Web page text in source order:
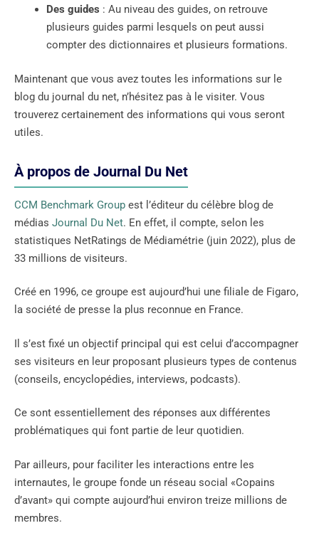
Des guides : Au niveau des guides, on retrouve
plusieurs guides parmi lesquels on peut aussi
compter des dictionnaires et plusieurs formations.
Maintenant que vous avez toutes les informations sur le
blog du journal du net, n’hésitez pas à le visiter. Vous
trouverez certainement des informations qui vous seront
utiles.
À propos de Journal Du Net
CCM Benchmark Group est l’éditeur du célèbre blog de
médias Journal Du Net. En effet, il compte, selon les
statistiques NetRatings de Médiamétrie (juin 2022), plus de
33 millions de visiteurs.
Créé en 1996, ce groupe est aujourd’hui une filiale de Figaro,
la société de presse la plus reconnue en France.
Il s’est fixé un objectif principal qui est celui d’accompagner
ses visiteurs en leur proposant plusieurs types de contenus
(conseils, encyclopédies, interviews, podcasts).
Ce sont essentiellement des réponses aux différentes
problématiques qui font partie de leur quotidien.
Par ailleurs, pour faciliter les interactions entre les
internautes, le groupe fonde un réseau social «Copains
d’avant» qui compte aujourd’hui environ treize millions de
membres.